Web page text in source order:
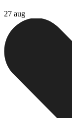
27 aug